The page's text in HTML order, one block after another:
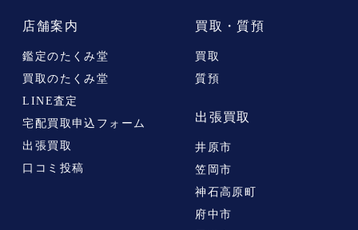
店舗案内
鑑定のたくみ堂
買取のたくみ堂
LINE査定
宅配買取申込フォーム
出張買取
口コミ投稿
買取・質預
買取
質預
出張買取
井原市
笠岡市
神石高原町
府中市